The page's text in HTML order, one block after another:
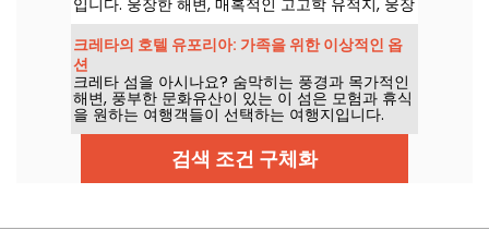
한 산으로 유명한 크레타 섬은 방문객에게 특별한
경험을 선사합니다. 다양한 숙박 옵션 중에서 아브
라 호텔은 고급스러움과 환대, 뛰어난 위치가 돋보
이는 곳입니다.
크레타의 호텔 유포리아: 가족을 위한 이상적인 옵
션
크레타 섬을 아시나요? 숨막히는 풍경과 목가적인
해변, 풍부한 문화유산이 있는 이 섬은 모험과 휴식
을 원하는 여행객들이 선택하는 여행지입니다.
검색 조건 구체화